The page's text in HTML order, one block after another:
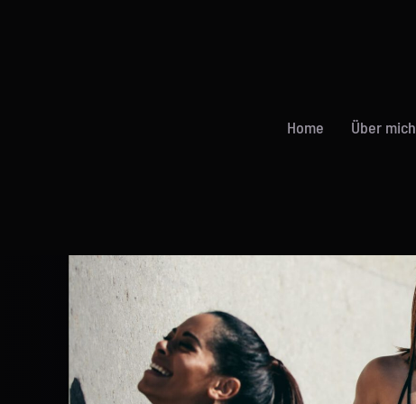
Home Über mich